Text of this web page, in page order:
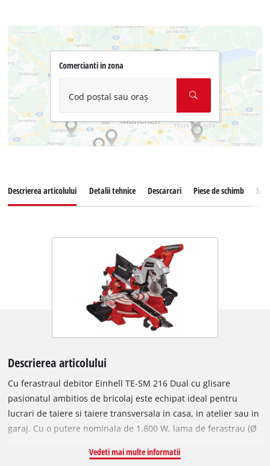
Comercianti in zona
Cod poștal sau oraș
Descrierea articolului Detalii tehnice Descarcari Piese de schimb
Descrierea articolului
Cu ferastraul debitor Einhell TE-SM 216 Dual cu glisare
pasionatul ambitios de bricolaj este echipat ideal pentru
lucrari de taiere si taiere transversala in casa, in atelier sau in
garaj. Cu o putere nominala de 1.800 W, lama de ferastrau (Ø
pentru a taia materialul. Acest ferastrau robust are o functie
Vedeti mai multe informatii